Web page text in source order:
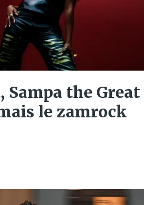
Sampa the Great
le zamrock